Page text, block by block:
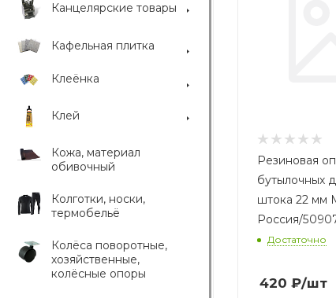
Канцелярские товары
Кафельная плитка
Клеёнка
Клей
Кожа, материал
обивочный
Колготки, носки,
термобельё
Колёса поворотные,
хозяйственные,
колёсные опоры
Резиновая
бутылочных
штока 22 мм
Россия/
Достаточно
420 ₽/шт